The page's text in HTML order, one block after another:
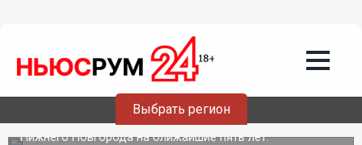
Выбрать регион
Задача любой власти - обязательно
заглядывать в день завтрашний и
вырабатывать пути развития, - Олег
Сорокин
Глава города обозначил основные приоритеты развития
Нижнего Новгорода на ближайшие пять лет.